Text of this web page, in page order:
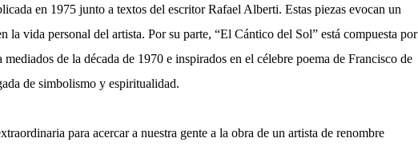
en 1975 junto a textos del escritor Rafael Alberti. Estas piezas evocan un
la vida personal del artista. Por su parte, “El Cántico del Sol” está compuesta por
de la década de 1970 e inspirados en el célebre poema de Francisco de
de simbolismo y espiritualidad.
para acercar a nuestra gente a la obra de un artista de renombre